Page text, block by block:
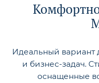
Идеальный вариант
и бизнес-задач.
оснащенные